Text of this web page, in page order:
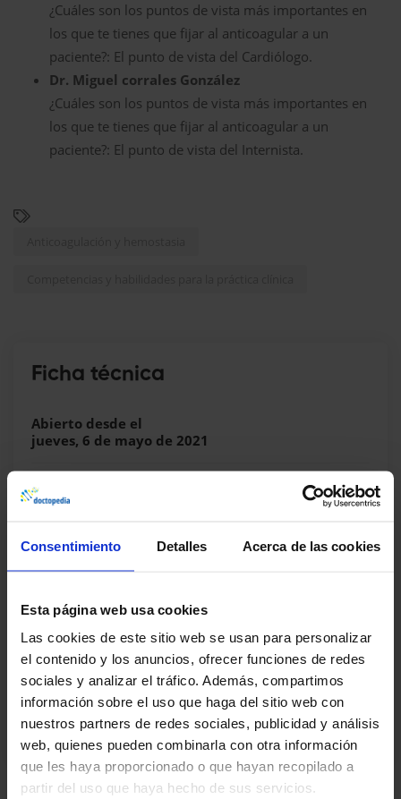
Consentimiento Detalles Acerca de las cookies
Esta página web usa cookies
Las cookies de este sitio web se usan para personalizar
el contenido y los anuncios, ofrecer funciones de redes
sociales y analizar el tráfico. Además, compartimos
información sobre el uso que haga del sitio web con
nuestros partners de redes sociales, publicidad y análisis
web, quienes pueden combinarla con otra información
que les haya proporcionado o que hayan recopilado a
partir del uso que haya hecho de sus servicios.
¿Cuáles son los puntos de vista más importantes en
los que te tienes que fijar al anticoagular a un
paciente?: El punto de vista del Cardiólogo.
Dr. Miguel corrales González
¿Cuáles son los puntos de vista más importantes en
los que te tienes que fijar al anticoagular a un
paciente?: El punto de vista del Internista.
Ficha técnica
Abierto desde el
jueves, 6 de mayo de 2021
50 minutos
Temas 3 tema(s)
Fecha límite Sin límite
Compartir este curso